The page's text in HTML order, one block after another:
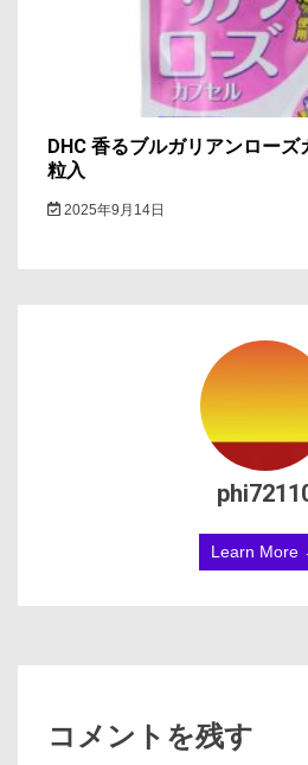
DHC 香るブルガリアンロー
粒入
2025年9月14日
Learn More
コメントを残す